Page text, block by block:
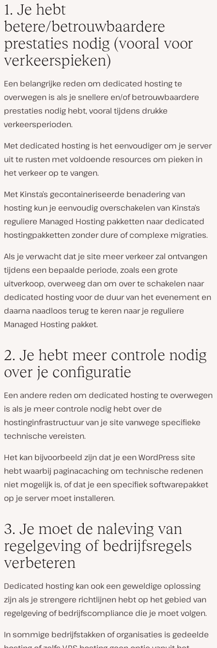
1. Je hebt
betere/betrouwbaardere
prestaties nodig (vooral voor
verkeerspieken)
Een belangrijke reden om dedicated hosting te
overwegen is als je snellere en/of betrouwbaardere
prestaties nodig hebt, vooral tijdens drukke
verkeersperioden.
Met dedicated hosting is het eenvoudiger om je server
uit te rusten met voldoende resources om pieken in
het verkeer op te vangen.
Met Kinsta’s gecontaineriseerde benadering van
hosting kun je eenvoudig overschakelen van Kinsta’s
reguliere Managed Hosting pakketten naar dedicated
hostingpakketten zonder dure of complexe migraties.
Als je verwacht dat je site meer verkeer zal ontvangen
tijdens een bepaalde periode, zoals een grote
uitverkoop, overweeg dan om over te schakelen naar
dedicated hosting voor de duur van het evenement en
daarna naadloos terug te keren naar je reguliere
Managed Hosting pakket.
2. Je hebt meer controle nodig
over je configuratie
Een andere reden om dedicated hosting te overwegen
is als je meer controle nodig hebt over de
hostinginfrastructuur van je site vanwege specifieke
technische vereisten.
Het kan bijvoorbeeld zijn dat je een WordPress site
hebt waarbij paginacaching om technische redenen
niet mogelijk is, of dat je een specifiek softwarepakket
op je server moet installeren.
3. Je moet de naleving van
regelgeving of bedrijfsregels
verbeteren
Dedicated hosting kan ook een geweldige oplossing
zijn als je strengere richtlijnen hebt op het gebied van
regelgeving of bedrijfscompliance die je moet volgen.
In sommige bedrijfstakken of organisaties is gedeelde